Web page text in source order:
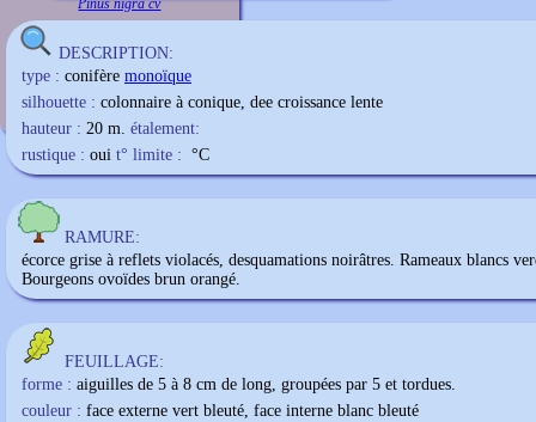
Pinus nigra cv
DESCRIPTION:
type : conifère monoïque
silhouette : colonnaire à conique, dee croissance lente
hauteur : 20 m. étalement:
rustique : oui t° limite : °C
RAMURE:
écorce grise à reflets violacés, desquamations noirâtres. Rameaux blancs
Bourgeons ovoïdes brun orangé.
FEUILLAGE:
forme : aiguilles de 5 à 8 cm de long, groupées par 5 et tordues.
couleur : face externe vert bleuté, face interne blanc bleuté